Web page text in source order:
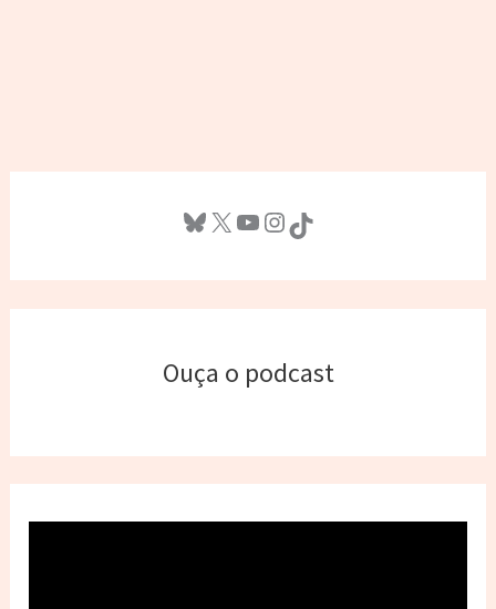
Bluesky X Youtube InstagramTikTok
Ouça o podcast